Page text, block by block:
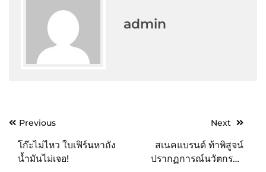
admin
PostPrevious
โก๊ะไม่ไหว ใบเฟิร์นหาถัง
น้ำมันไม่เจอ!
Next
สเนคแบรนด์ ท้าพิสูจน์
ปรากฏการณ์นวัตกรรม